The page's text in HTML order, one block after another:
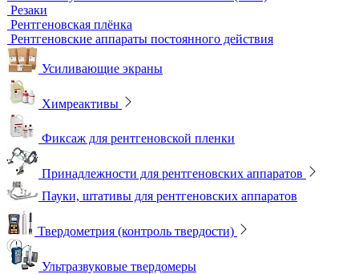
Принадлежности для рентгенографии
Гибкие кассеты для рентгеновской пленки
Литеры маркировочные
Магнитные держатели для рентгеновской пленки
Маркировочные знаки для радиографического контроля
Проволочные эталоны чувствительности
Универсальный шаблон радиографа
Эталоны чувствительности канавочные (ЭЧК)
Резаки
Рентгеновская плёнка
Рентгеновские аппараты постоянного действия
Усиливающие экраны